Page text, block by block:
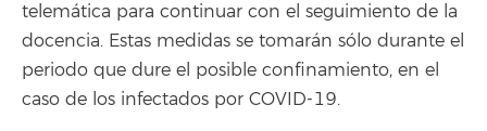
telemática para continuar con el seguimiento de la
docencia. Estas medidas se tomarán sólo durante el
periodo que dure el posible confinamiento, en el
caso de los infectados por COVID-19.